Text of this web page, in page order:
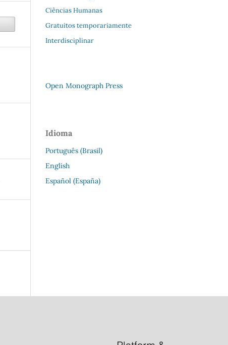
Ciências Humanas
Gratuitos temporariamente
Interdisciplinar
Open Monograph Press
Idioma
Português (Brasil)
English
Español (España)